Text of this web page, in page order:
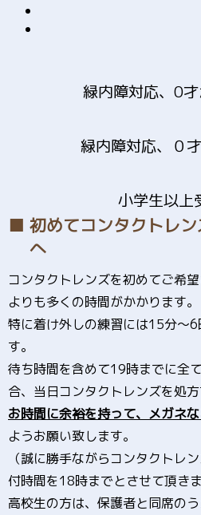
緑内障対応、0
緑内障対応、０
小学生以上
■ 初めてコンタクトレ
へ
コンタクトレンズを初めてご希
よりも多くの時間がかかります。
特に着け外しの練習には15分〜
す。
待ち時間を含めて19時までに全
合、当日コンタクトレンズを処方
お時間に余裕を持って、メガネ
ようお願い致します。
（誠に勝手ながらコンタクトレ
付時間を18時までとさせて頂きま
高校生の方は、保護者と同席のう